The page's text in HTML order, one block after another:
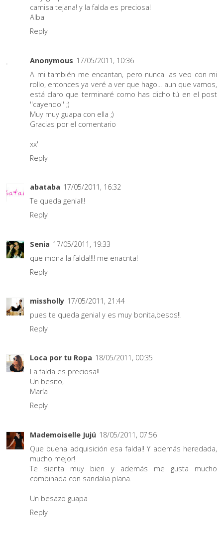
camisa tejana! y la falda es preciosa!
Alba
Reply
Anonymous 17/05/2011, 10:36
A mi también me encantan, pero nunca las veo con mi
rollo, entonces ya veré a ver que hago... aun que vamos,
está claro que terminaré como has dicho tú en el post
''cayendo'' ;)
Muy muy guapa con ella ;)
Gracias por el comentario
xx'
Reply
abataba 17/05/2011, 16:32
Te queda genial!!
Reply
Senia 17/05/2011, 19:33
que mona la falda!!!! me enacnta!
Reply
missholly 17/05/2011, 21:44
pues te queda genial y es muy bonita,besos!!
Reply
Loca por tu Ropa 18/05/2011, 00:35
La falda es preciosa!!
Un besito,
María
Reply
Mademoiselle Jujú 18/05/2011, 07:56
Que buena adquisición esa falda!! Y además heredada,
mucho mejor!
Te sienta muy bien y además me gusta mucho
combinada con sandalia plana.
Un besazo guapa
Reply